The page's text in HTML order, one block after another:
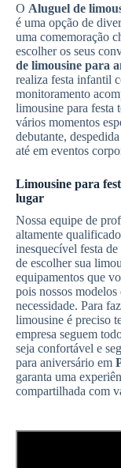
O Aluguel de
é uma opção de
uma comemoração
escolher os seus
de limousine para
realiza festa infantil
monitoramento
limousine para festa
vários momentos
debutante,
até em eventos
Limousine para
lugar
Nossa equipe de
altamente
inesquecível festa
de escolher sua
equipamentos que
pois nossos modelos
necessidade. Para
limousine é preciso
empresa seguem
seja confortável e
para aniversário em
garanta uma
compartilhada com